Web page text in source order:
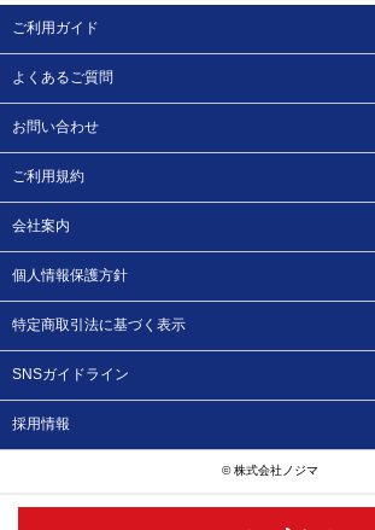
ご利用ガイド
よくあるご質問
お問い合わせ
ご利用規約
会社案内
個人情報保護方針
特定商取引法に基づく表示
SNSガイドライン
採用情報
© 株式会社ノジマ